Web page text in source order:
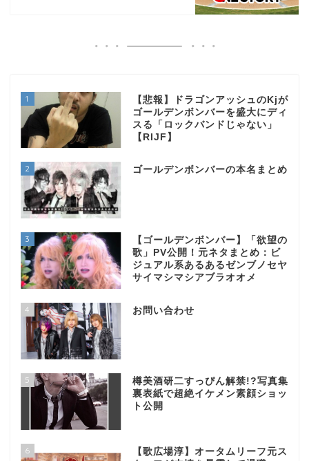
1
【悲報】ドラゴンアッシュのKjが
ゴールデンボンバーを盛大にディ
スる「ロックバンドじゃない」
【RIJF】
2 ゴールデンボンバーの本名まとめ
3
【ゴールデンボンバー】「欲望の
歌」PV公開！元ネタまとめ：ビ
ジュアル系あるあるゼンブノセヤ
サイマシマシアブラオオメ
4 お問い合わせ
5
樽美酒研二すっぴん解禁!?写真集
裏表紙で超絶イケメン素顔ショッ
ト公開
6
【歌広場淳】オータムリーフ元ス